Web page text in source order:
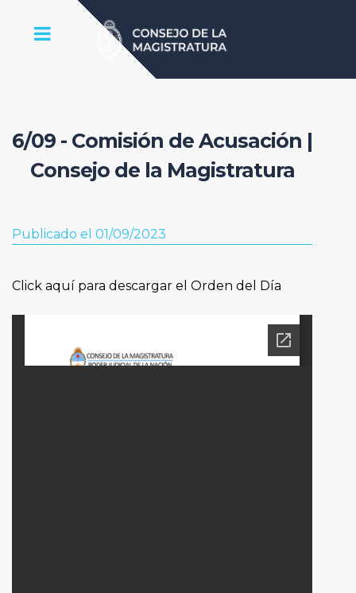
6/09 - Comisión de Acusación |
Consejo de la Magistratura
Publicado el 01/09/2023
Click aquí para descargar el Orden del Día